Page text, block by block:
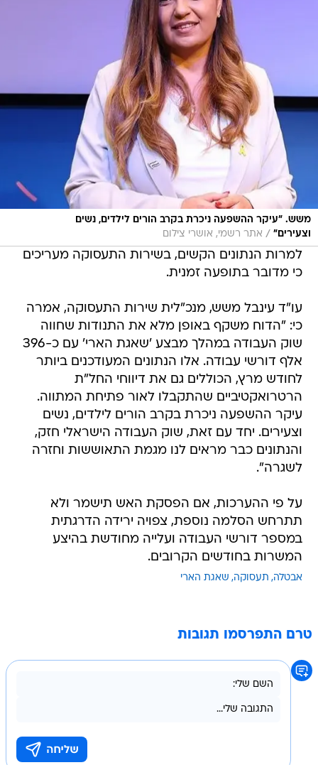
משש. "עיקר ההשפעה ניכרת בקרב הורים לילדים, נשים
וצעירים" / אתר רשמי, אושרי צילום
למרות הנתונים הקשים, בשירות התעסוקה מעריכים
כי מדובר בתופעה זמנית.
עו"ד עינבל משש, מנכ"לית שירות התעסוקה, אמרה
כי: "הדוח משקף באופן מלא את התנודות שחווה
שוק העבודה במהלך מבצע 'שאגת הארי' עם כ-396
אלף דורשי עבודה. אלו הנתונים המעודכנים ביותר
לחודש מרץ, הכוללים גם את דיווחי החל"ת
הרטרואקטיביים שהתקבלו לאור פתיחת המתווה.
עיקר ההשפעה ניכרת בקרב הורים לילדים, נשים
וצעירים. יחד עם זאת, שוק העבודה הישראלי חזק,
והנתונים כבר מראים לנו מגמת התאוששות וחזרה
לשגרה".
על פי ההערכות, אם הפסקת האש תישמר ולא
תתרחש הסלמה נוספת, צפויה ירידה הדרגתית
במספר דורשי העבודה ועלייה מחודשת בהיצע
המשרות בחודשים הקרובים.
אבטלה תעסוקה שאגת הארי
טרם התפרסמו תגובות